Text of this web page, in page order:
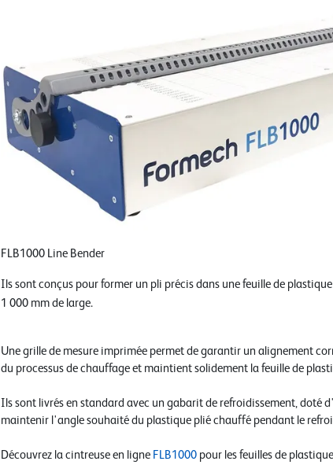
FLB1000 Line Bender
Ils sont conçus pour former un pli précis dans une feuille de
1 000 mm de large.
Une grille de mesure imprimée permet de garantir un alignement
du processus de chauffage et maintient solidement la feuille de
Ils sont livrés en standard avec un gabarit de refroidissement, doté
maintenir l'angle souhaité du plastique plié chauffé pendant le
Découvrez la cintreuse en ligne FLB1000 pour les feuilles de